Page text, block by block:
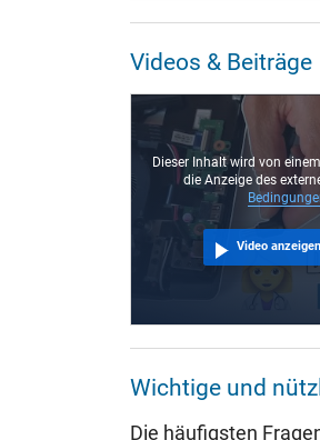
Steckerlänge (mm)
Steckerdurchmesser
Stift im Stecker
Länge Anschlusskabel
Videos & Beiträge
Dieser Inhalt wird von
die Anzeige des
Video anzeigen
Wichtige und
Die häufigsten